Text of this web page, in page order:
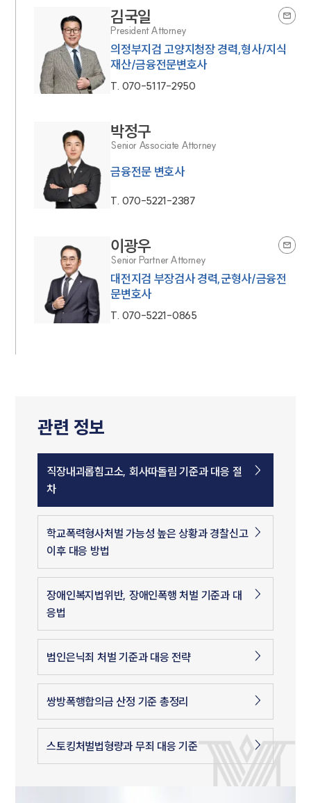
김국일
President Attorney
의정부지검 고양지청장 경력,형사/지식
재산/금융전문변호사
T. 070-5117-2950
박정구
Senior Associate Attorney
금융전문 변호사
T. 070-5221-2387
이광우
Senior Partner Attorney
대전지검 부장검사 경력,군형사/금융전
문변호사
T. 070-5221-0865
관련 정보
직장내괴롭힘고소, 회사따돌림 기준과 대응 절
차
학교폭력형사처벌 가능성 높은 상황과 경찰신고
이후 대응 방법
장애인복지법위반, 장애인폭행 처벌 기준과 대
응법
범인은닉죄 처벌 기준과 대응 전략
쌍방폭행합의금 산정 기준 총정리
스토킹처벌법형량과 무죄 대응 기준